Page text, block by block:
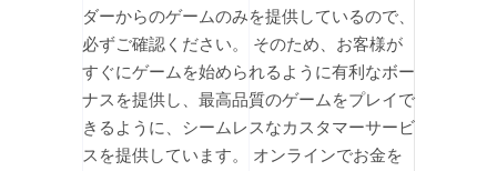
ダーからのゲームのみを提供しているので、
必ずご確認ください。 そのため、お客様が
すぐにゲームを始められるように有利なボー
ナスを提供し、最高品質のゲームをプレイで
きるように、シームレスなカスタマーサービ
スを提供しています。 オンラインでお金を